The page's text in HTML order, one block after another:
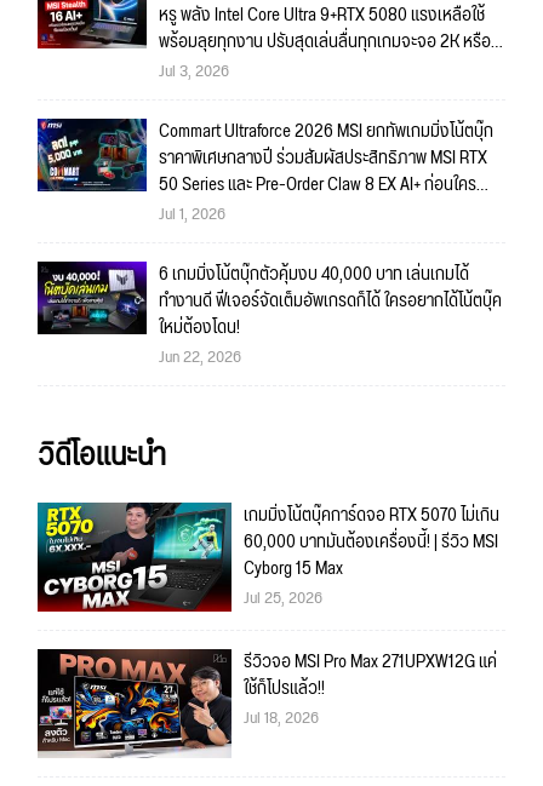
หรู พลัง Intel Core Ultra 9+RTX 5080 แรงเหลือใช้
พร้อมลุยทุกงาน ปรับสุดเล่นลื่นทุกเกมจะจอ 2K หรือ
4K ก็สบายมาก!!
Jul 3, 2026
Commart Ultraforce 2026 MSI ยกทัพเกมมิ่งโน้ตบุ๊ก
ราคาพิเศษกลางปี ร่วมสัมผัสประสิทธิภาพ MSI RTX
50 Series และ Pre-Order Claw 8 EX AI+ ก่อนใคร
พร้อมของรางวัลเข้าร่วมกิจกรรมในงาน!
Jul 1, 2026
6 เกมมิ่งโน้ตบุ๊กตัวคุ้มงบ 40,000 บาท เล่นเกมได้
ทำงานดี ฟีเจอร์จัดเต็มอัพเกรดก็ได้ ใครอยากได้โน้ตบุ๊ค
ใหม่ต้องโดน!
Jun 22, 2026
วิดีโอแนะนำ
เกมมิ่งโน้ตบุ๊คการ์ดจอ RTX 5070 ไม่เกิน
60,000 บาทมันต้องเครื่องนี้! | รีวิว MSI
Cyborg 15 Max
Jul 25, 2026
รีวิวจอ MSI Pro Max 271UPXW12G แค่
ใช้ก็โปรแล้ว!!
Jul 18, 2026